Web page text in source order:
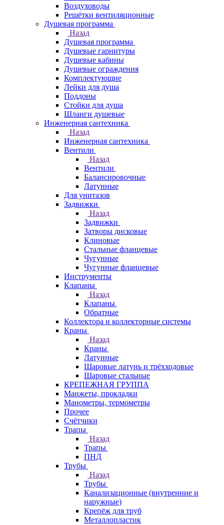
Воздуховоды
Решётки вентиляционные
Душевая программа
Назад
Душевая программа
Душевые гарнитуры
Душевые кабины
Душевые ограждения
Комплектующие
Лейки для душа
Поддоны
Стойки для душа
Шланги душевые
Инженерная сантехника
Назад
Инженерная сантехника
Вентили
Назад
Вентили
Балансировочные
Латунные
Для унитазов
Задвижки
Назад
Задвижки
Затворы дисковые
Клиновые
Стальные фланцевые
Чугунные
Чугунные фланцевые
Инструменты
Клапаны
Назад
Клапаны
Обратные
Коллектора и коллекторные системы
Краны
Назад
Краны
Латунные
Шаровые латунь и трёхходовые
Шаровые стальные
КРЕПЕЖНАЯ ГРУППА
Манжеты, прокладки
Манометры, термометры
Прочее
Счётчики
Трапы
Назад
Трапы
ПНД
Трубы
Назад
Трубы
Канализационные (внутренние и
наружные)
Крепёж для труб
Металлопластик